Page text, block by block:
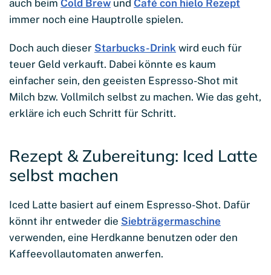
auch beim Cold Brew und Café con hielo Rezept
immer noch eine Hauptrolle spielen.
Doch auch dieser Starbucks-Drink wird euch für
teuer Geld verkauft. Dabei könnte es kaum
einfacher sein, den geeisten Espresso-Shot mit
Milch bzw. Vollmilch selbst zu machen. Wie das geht,
erkläre ich euch Schritt für Schritt.
Rezept & Zubereitung: Iced Latte
selbst machen
Iced Latte basiert auf einem Espresso-Shot. Dafür
könnt ihr entweder die Siebträgermaschine
verwenden, eine Herdkanne benutzen oder den
Kaffeevollautomaten anwerfen.